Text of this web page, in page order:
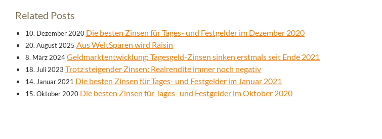
Related Posts
10. Dezember 2020 Die besten Zinsen für Tages- und Festgelder im Dezember 2020
20. August 2025 Aus WeltSparen wird Raisin
8. März 2024Geldmarktentwicklung: Tagesgeld-Zinsen sinken erstmals seit Ende 2021
18. Juli 2023 Trotz steigender Zinsen: Realrendite immer noch negativ
14. Januar 2021 Die besten Zinsen für Tages- und Festgelder im Januar 2021
15. Oktober 2020 Die besten Zinsen für Tages- und Festgelder im Oktober 2020